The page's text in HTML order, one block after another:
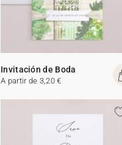
Invitación de Boda
A partir de 3,20 €